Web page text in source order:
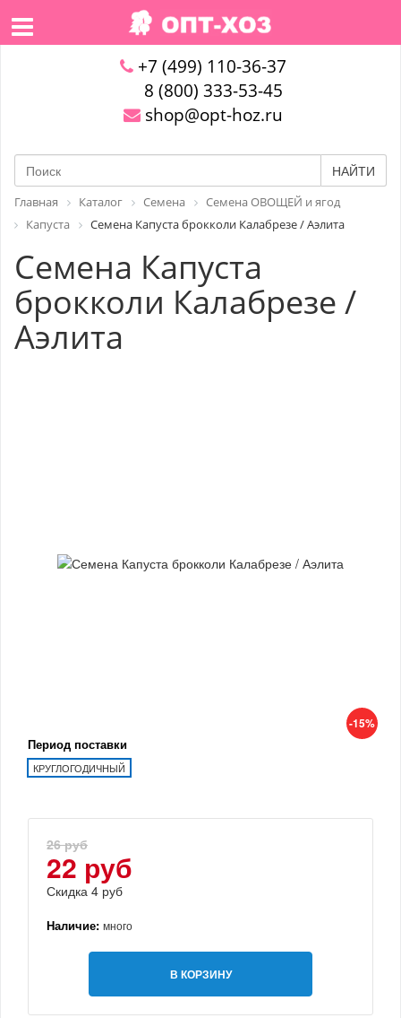
+7 (499) 110-36-37
8 (800) 333-53-45
shop@opt-hoz.ru
НАЙТИ
Главная Каталог Семена
Семена ОВОЩЕЙ и ягод
Капуста
Семена Капуста брокколи Калабрезе / Аэлита
Семена Капуста
брокколи Калабрезе /
Аэлита
-15%
Период поставки
КРУГЛОГОДИЧНЫЙ
26 руб
22 руб
Скидка 4 руб
Наличие: много
В КОРЗИНУ